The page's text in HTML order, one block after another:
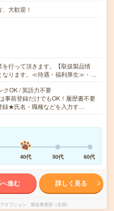
大歓迎！
を行って頂きます。【取扱製品情
なります。≪待遇・福利厚生≫・…
クOK / 英語力不要
事前登録だけでもOK！履歴書不要
録★氏名・職種などを入力す…
40代 50代 60代
進む 詳しく見る
オプション 製造事業部（全国）